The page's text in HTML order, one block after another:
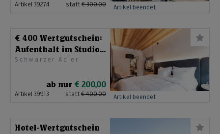
Artikel 39274 statt € 300,00 Artikel beendet
€ 400 Wertgutschein:
Aufenthalt im Studio
mit Frühstück
Schwarzer Adler
ab nur € 200,00
Artikel 39913 statt € 400,00 Artikel beendet
Hotel-Wertgutschein